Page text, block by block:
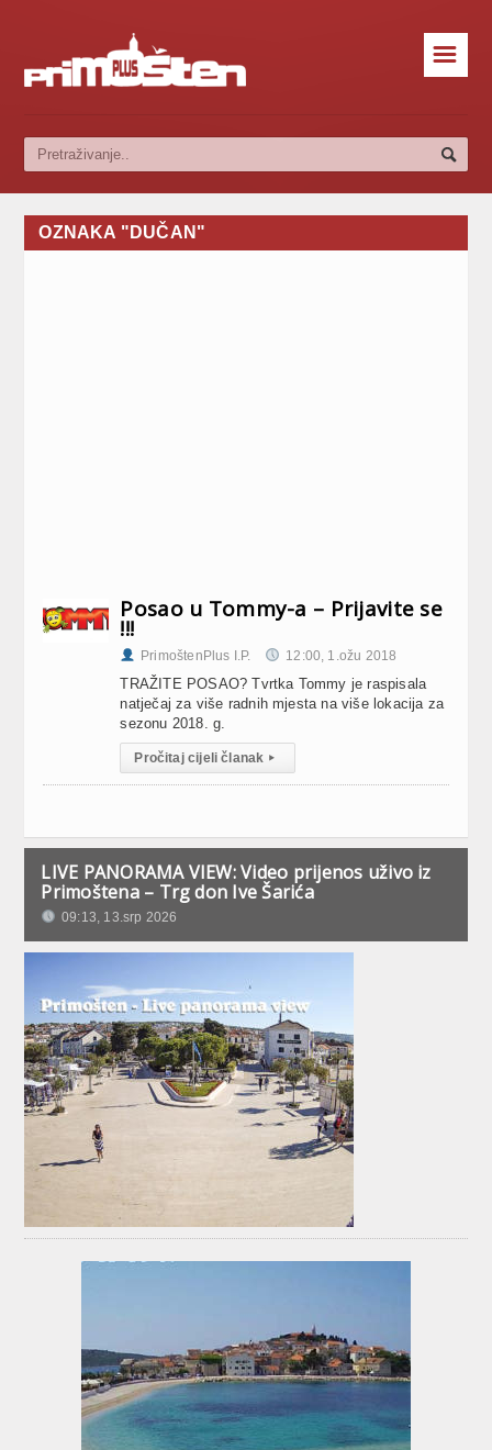
☰
OZNAKA "DUČAN"
Posao u Tommy-a – Prijavite se
!!!
PrimoštenPlus I.P. 12:00, 1.ožu 2018
TRAŽITE POSAO? Tvrtka Tommy je raspisala
natječaj za više radnih mjesta na više lokacija za
sezonu 2018. g.
Pročitaj cijeli članak ▸
LIVE PANORAMA VIEW: Video prijenos uživo iz
Primoštena – Trg don Ive Šarića
09:13, 13.srp 2026